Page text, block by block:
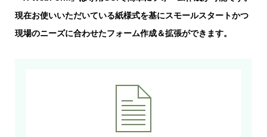
現在お使いいただいている紙様式を基にスモールスタートかつ
現場のニーズに合わせたフォーム作成＆拡張ができます。